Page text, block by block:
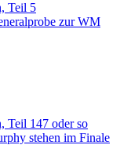
Teil 5
zur WM
Teil 147 oder so
stehen im Finale